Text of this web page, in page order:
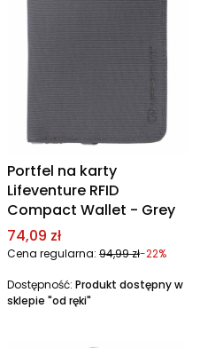
Portfel na karty
Lifeventure RFID
Compact Wallet - Grey
Cena promocyjna
74,09 zł
Cena regularna: 94,99 zł-22%
Dostępność: Produkt dostępny w
sklepie "od ręki"